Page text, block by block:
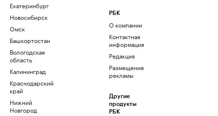
Екатеринбург
Новосибирск
Омск
Башкортостан
Вологодская
область
Калининград
Краснодарский
край
Нижний
Новгород
РБК
О компании
Контактная
информация
Редакция
Размещение
рекламы
Другие
продукты
РБК